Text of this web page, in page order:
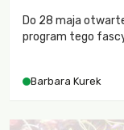
Do 28 maja
program tego
Barbara Kurek